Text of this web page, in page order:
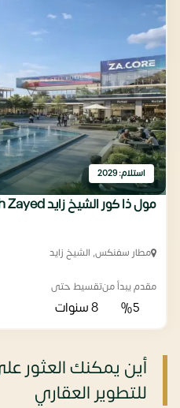
استلام: 2029
مول ذا كور الشيخ زايد Za Core Mall Sheikh Zayed
مطار سفنكس, الشيخ زايد
مقدم يبدأ من
%5
تقسيط حتى
8 سنوات
أين يمكنك العثور
للتطوير العقاري